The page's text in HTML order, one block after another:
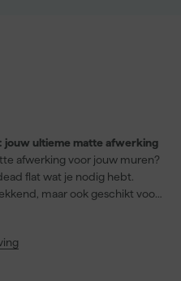
jouw ultieme matte afwerking
afwerking voor jouw muren?
flat wat je nodig hebt.
maar ook geschikt voor
Met een
weer aan de slag. Deze